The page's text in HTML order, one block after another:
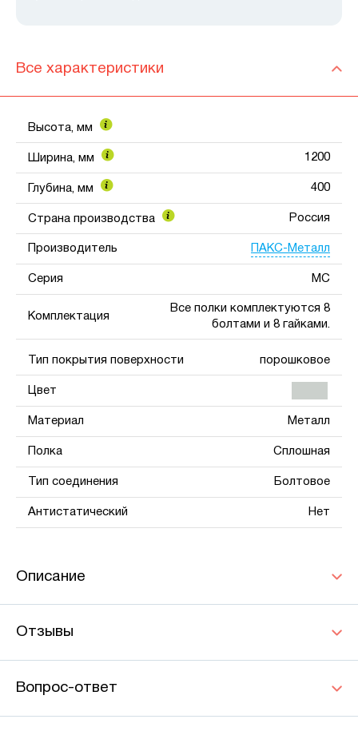
Все характеристики
Высота, мм
Ширина, мм 1200
Глубина, мм 400
Страна производства Россия
Производитель ПАКС-Металл
Серия МС
Комплектация
Все полки комплектуются 8
болтами и 8 гайками.
Тип покрытия поверхности порошковое
Цвет
Материал Металл
Полка Сплошная
Тип соединения Болтовое
Антистатический Нет
Описание
Отзывы
Вопрос-ответ